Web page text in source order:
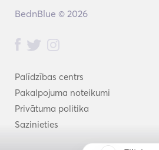
Palīdzības centrs
Pakalpojuma noteikumi
Privātuma politika
Sazinieties
BednBlue © 2026